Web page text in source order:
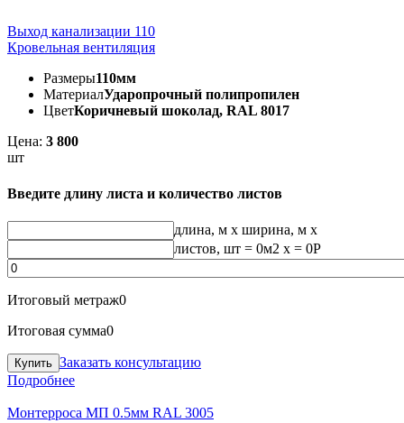
Выход канализации 110
Кровельная вентиляция
Размеры110мм
МатериалУдаропрочный полипропилен
ЦветКоричневый шоколад, RAL 8017
Цена: 3 800
шт
Введите длину листа и количество листов
длина, м x ширина, м x
листов, шт = 0м2 x = 0Р
Итоговый метраж0
Итоговая сумма0
Заказать консультацию
Подробнее
Монтерроса МП 0.5мм RAL 3005